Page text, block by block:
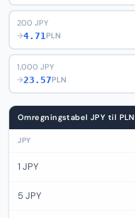
200 JPY
→4.71PLN
1,000 JPY
→23.57PLN
Omregningstabel JPY til PLN
JPY
1 JPY
5 JPY